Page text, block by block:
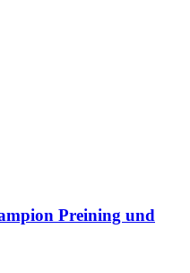
Preining und